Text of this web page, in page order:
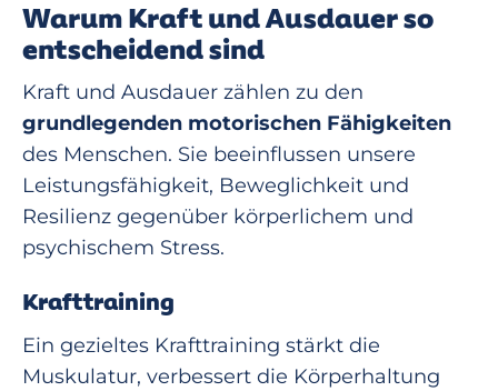
Warum Kraft und Ausdauer so
entscheidend sind
Kraft und Ausdauer zählen zu den
grundlegenden motorischen Fähigkeiten
des Menschen. Sie beeinflussen unsere
Leistungsfähigkeit, Beweglichkeit und
Resilienz gegenüber körperlichem und
psychischem Stress.
Krafttraining
Ein gezieltes Krafttraining stärkt die
Muskulatur, verbessert die Körperhaltung